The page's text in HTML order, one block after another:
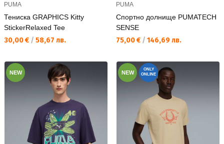
PUMA
Тениска GRAPHICS Kitty
StickerRelaxed Tee
Текуща цена:
30,00 € / 58,67 лв.
PUMA
Спортно долнище PUMATECH
SENSE
Текуща цена:
75,00 € / 146,69 лв.
NEW NEW
ONLY
ONLINE